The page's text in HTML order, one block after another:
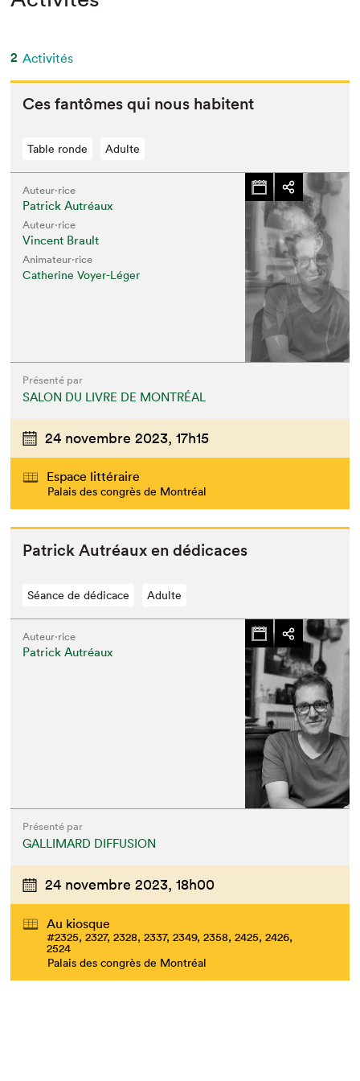
2 Activités
Ces fan­tômes qui nous habitent
Table ronde Adulte
Auteur·rice
Patrick Autréaux
Auteur·rice
Vincent Brault
Animateur⋅rice
Catherine Voyer-Léger
Présenté par
SALON DU LIVRE DE MONTRÉAL
24 novembre 2023, 17h15
Espace littéraire
Palais des congrès de Montréal
Patrick Autréaux en dédicaces
Séance de dédicace Adulte
Auteur·rice
Patrick Autréaux
Présenté par
GALLIMARD DIFFUSION
24 novembre 2023, 18h00
Au kiosque
#2325, 2327, 2328, 2337, 2349, 2358, 2425, 2426,
2524
Palais des congrès de Montréal